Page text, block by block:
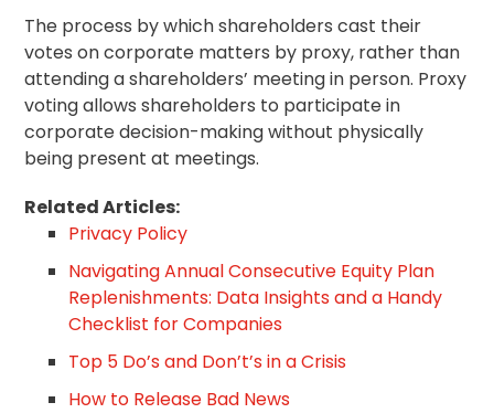
The process by which shareholders cast their
votes on corporate matters by proxy, rather than
attending a shareholders’ meeting in person. Proxy
voting allows shareholders to participate in
corporate decision-making without physically
being present at meetings.
Related Articles:
Privacy Policy
Navigating Annual Consecutive Equity Plan
Replenishments: Data Insights and a Handy
Checklist for Companies
Top 5 Do’s and Don’t’s in a Crisis
How to Release Bad News